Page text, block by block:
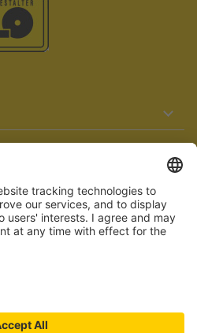
barrierefrei zu gestalten.
sind derzeit jedoch noch nicht
auf Barrieren stoßen oder Hilfe
bitte unter service[at]knutzen.de.
widerrufen
TEBOLO